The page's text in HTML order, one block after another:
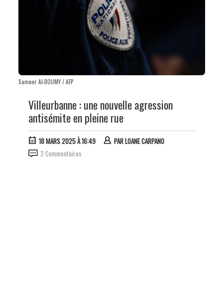
Sameer Al-DOUMY / AFP
Villeurbanne : une nouvelle agression
antisémite en pleine rue
18 MARS 2025 À 16:49 PARLOANE CARPANO
2 Commentaires